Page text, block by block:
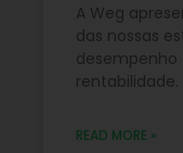
A Weg
das nossas
rentabilidade.
READ MORE »